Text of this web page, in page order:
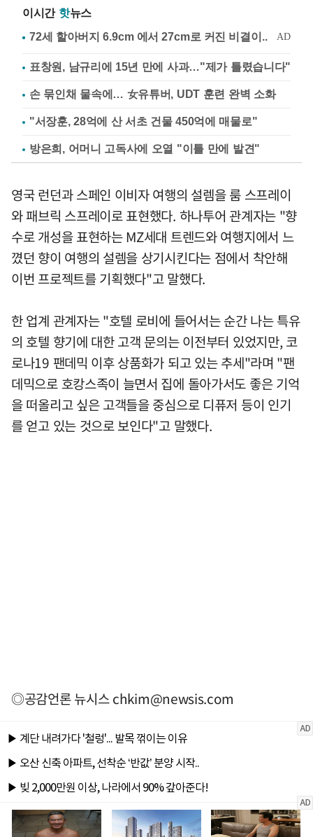
이시간 핫뉴스
표창원, 남규리에 15년 만에 사과…"제가 틀렸습니다"
손 묶인채 물속에… 女유튜버, UDT 훈련 완벽 소화
"서장훈, 28억에 산 서초 건물 450억에 매물로"
방은희, 어머니 고독사에 오열 "이틀 만에 발견"
영국 런던과 스페인 이비자 여행의 설렘을 룸 스프레이
와 패브릭 스프레이로 표현했다. 하나투어 관계자는 "향
수로 개성을 표현하는 MZ세대 트렌드와 여행지에서 느
꼈던 향이 여행의 설렘을 상기시킨다는 점에서 착안해
이번 프로젝트를 기획했다"고 말했다.
한 업계 관계자는 "호텔 로비에 들어서는 순간 나는 특유
의 호텔 향기에 대한 고객 문의는 이전부터 있었지만, 코
로나19 팬데믹 이후 상품화가 되고 있는 추세"라며 "팬
데믹으로 호캉스족이 늘면서 집에 돌아가서도 좋은 기억
을 떠올리고 싶은 고객들을 중심으로 디퓨저 등이 인기
를 얻고 있는 것으로 보인다"고 말했다.
◎공감언론 뉴시스chkim@newsis.com